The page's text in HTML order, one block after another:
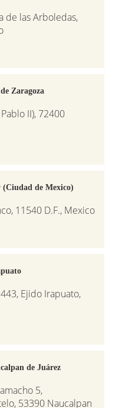
de las Arboledas,
Zaragoza
II), 72400
de Mexico)
11540 D.F., Mexico
Ejido Irapuato,
de Juárez
5,
53390 Naucalpan